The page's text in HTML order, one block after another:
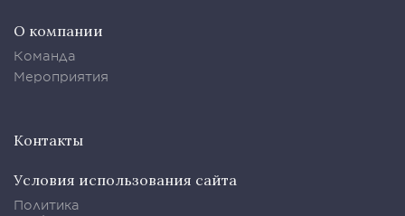
О компании
Команда
Мероприятия
Контакты
Условия использования сайта
Политика